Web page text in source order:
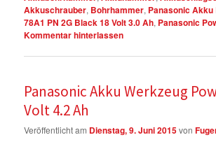
Akkuschrauber, Bohrhammer, Panasonic
78A1 PN 2G Black 18 Volt 3.0 Ah, Panasonic
Kommentar hinterlassen
Panasonic Akku Werkzeug
Volt 4.2 Ah
Veröffentlicht am Dienstag, 9. Juni 2015von